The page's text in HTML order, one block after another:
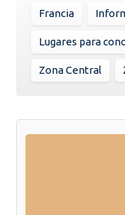
Francia
Lugares para
Zona Central